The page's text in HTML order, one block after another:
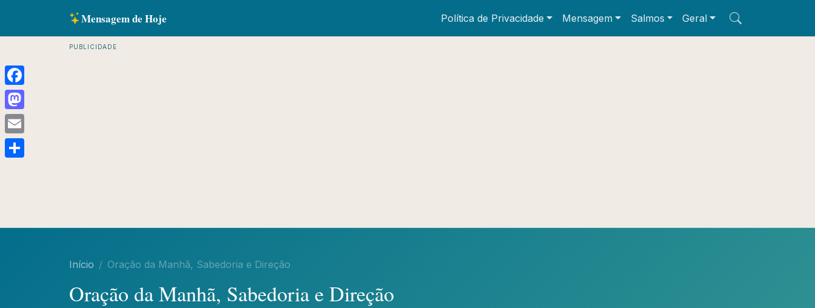
Mensagem de Hoje Política de Privacidade Mensagem Salmos Geral
PUBLICIDADE
Início Oração da Manhã, Sabedoria e Direção
Oração da Manhã, Sabedoria e Direção
Facebook
Mastodon
Email